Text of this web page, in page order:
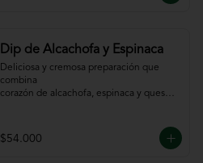
Dip de Alcachofa y Espinaca
Deliciosa y cremosa preparación que
combina
corazón de alcachofa, espinaca y queso,
pan
de la casa
$54.000